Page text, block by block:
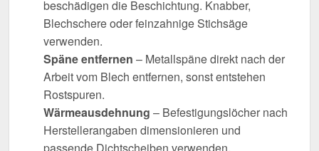
beschädigen die Beschichtung. Knabber,
Blechschere oder feinzahnige Stichsäge
verwenden.
Späne entfernen – Metallspäne direkt nach der
Arbeit vom Blech entfernen, sonst entstehen
Rostspuren.
Wärmeausdehnung – Befestigungslöcher nach
Herstellerangaben dimensionieren und
passende Dichtscheiben verwenden.